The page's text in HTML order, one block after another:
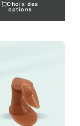
Choix des
options